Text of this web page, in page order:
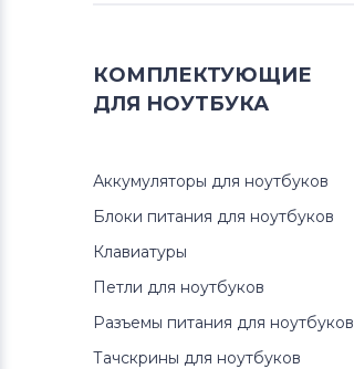
КОМПЛЕКТУЮЩИЕ
ДЛЯ НОУТБУКА
Аккумуляторы для ноутбуков
Блоки питания для ноутбуков
Клавиатуры
Петли для ноутбуков
Разъемы питания для ноутбуков
Тачскрины для ноутбуков